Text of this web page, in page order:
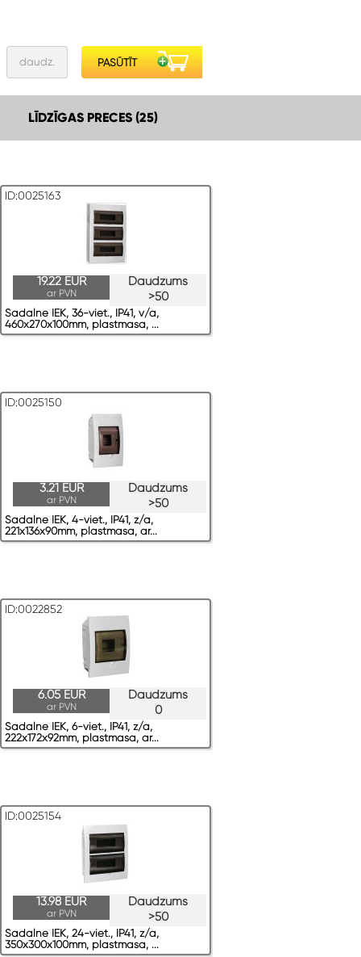
LĪDZĪGAS PRECES (25)
ID:0025163
Daudzums
>50
19.22 EUR
ar PVN
Sadalne IEK, 36-viet., IP41, v/a,
460x270x100mm, plastmasa, ...
ID:0025150
Daudzums
>50
3.21 EUR
ar PVN
Sadalne IEK, 4-viet., IP41, z/a,
221x136x90mm, plastmasa, ar...
ID:0022852
Daudzums
0
6.05 EUR
ar PVN
Sadalne IEK, 6-viet., IP41, z/a,
222x172x92mm, plastmasa, ar...
ID:0025154
Daudzums
>50
13.98 EUR
ar PVN
Sadalne IEK, 24-viet., IP41, z/a,
350x300x100mm, plastmasa, ...